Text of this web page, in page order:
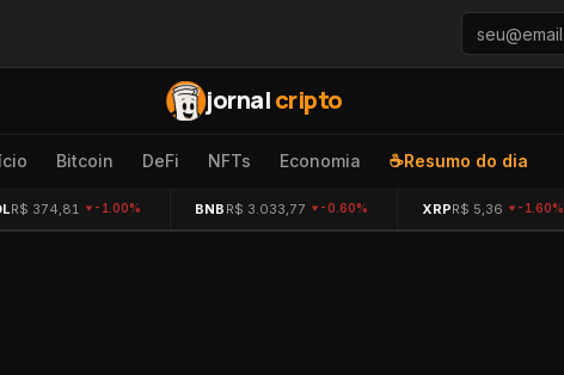
jornalcripto
Bitcoin DeFi NFTs Economia ☕Resumo do dia
R$ 374,81 -1.00% BNB R$ 3.033,77 -0.60% XRPR$ 5,36 -1.60%